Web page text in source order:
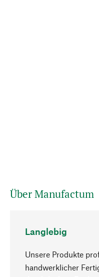
Über Manufactum
Langlebig
Unsere Produkte
handwerklicher